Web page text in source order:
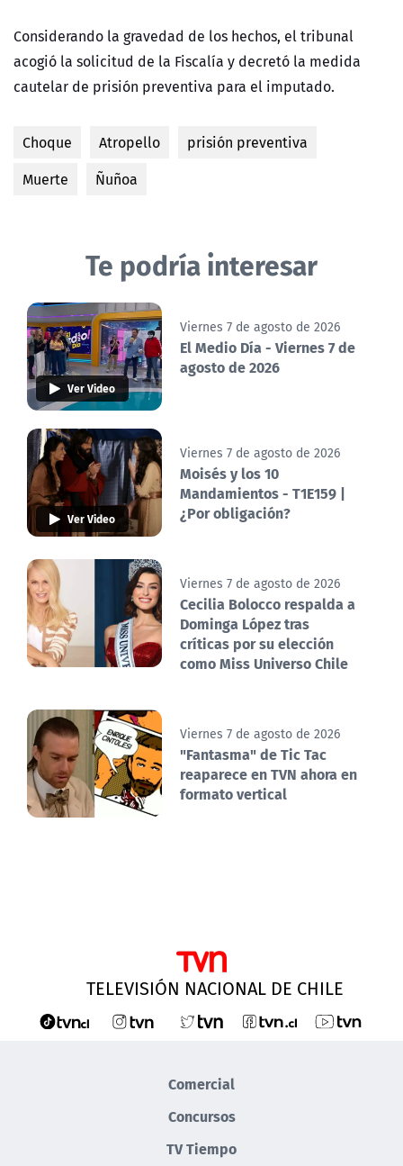
Considerando la gravedad de los hechos, el tribunal
acogió la solicitud de la Fiscalía y decretó la medida
cautelar de prisión preventiva para el imputado.
Choque Atropello
prisión preventiva
Muerte
Ñuñoa
Te podría interesar
Ver Video
Viernes 7 de agosto de 2026
El Medio Día - Viernes 7 de
agosto de 2026
Ver Video
Viernes 7 de agosto de 2026
Moisés y los 10
Mandamientos - T1E159 |
¿Por obligación?
Viernes 7 de agosto de 2026
Cecilia Bolocco respalda a
Dominga López tras
críticas por su elección
como Miss Universo Chile
Viernes 7 de agosto de 2026
"Fantasma" de Tic Tac
reaparece en TVN ahora en
formato vertical
TELEVISIÓN NACIONAL DE CHILE
Comercial
Concursos
TV Tiempo